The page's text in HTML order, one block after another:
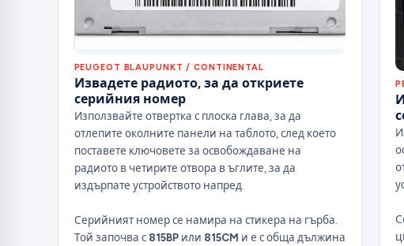
PEUGEOT BLAUPUNKT / CONTINENTAL
Извадете радиото, за да откриете
серийния номер
Използвайте отвертка с плоска глава, за да
отлепите околните панели на таблото, след което
поставете ключовете за освобождаване на
радиото в четирите отвора в ъглите, за да
издърпате устройството напред.
Серийният номер се намира на стикера на гърба.
Той започва с 815BPили 815CM и е с обща дължина